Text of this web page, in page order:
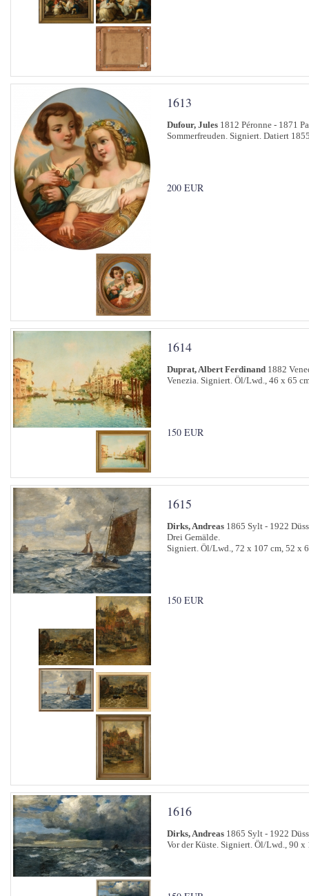
1613
Dufour, Jules 1812 Péronne - 1871
Sommerfreuden. Signiert. Datiert
200 EUR
1614
Duprat, Albert Ferdinand 1882
Venezia. Signiert. Öl/Lwd., 46 x 65
150 EUR
1615
Dirks, Andreas 1865 Sylt - 1922
Drei Gemälde.
Signiert. Öl/Lwd., 72 x 107 cm, 52 x
150 EUR
1616
Dirks, Andreas 1865 Sylt - 1922
Vor der Küste. Signiert. Öl/Lwd., 90 x